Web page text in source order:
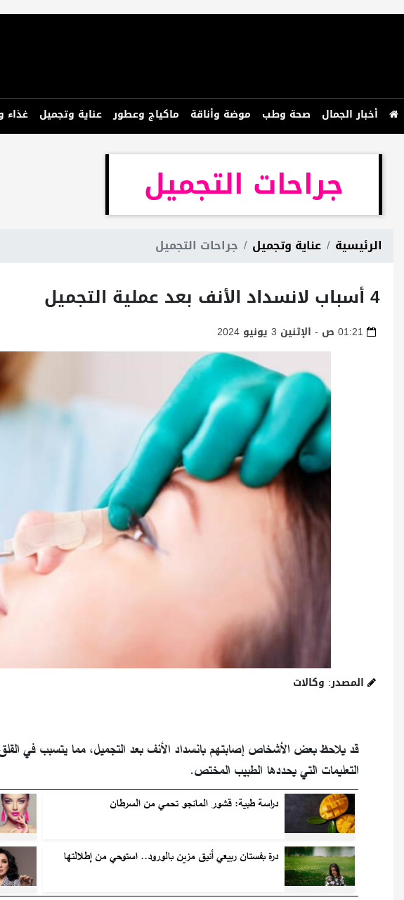
أخبار الجمال صحة وطب موضة وأناقة ماكياج وعطور عناية وتجميل غذاء
جراحات التجميل
الرئيسية عناية وتجميل جراحات التجميل
4 أسباب لانسداد الأنف بعد عملية التجميل
المصدر: وكالات
قد يلاحظ بعض الأشخاص إصابتهم بانسداد الأنف بعد التجميل، مما يتسبب في القلق
التعليمات التي يحددها الطبيب المختص.
دراسة طبية: قشور المانجو تحمي من السرطان
درة بفستان ربيعي أنيق مزين بالورود.. استوحي من إطلالتها